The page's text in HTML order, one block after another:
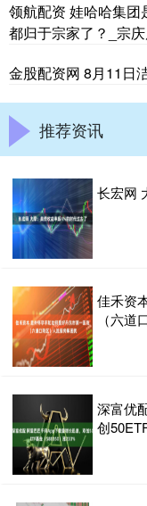
领航配资 娃哈哈集团
都归于宗家了？_宗
金股配资网 8月11日
推荐资讯
长宏网
佳禾资
（六
深富优
创